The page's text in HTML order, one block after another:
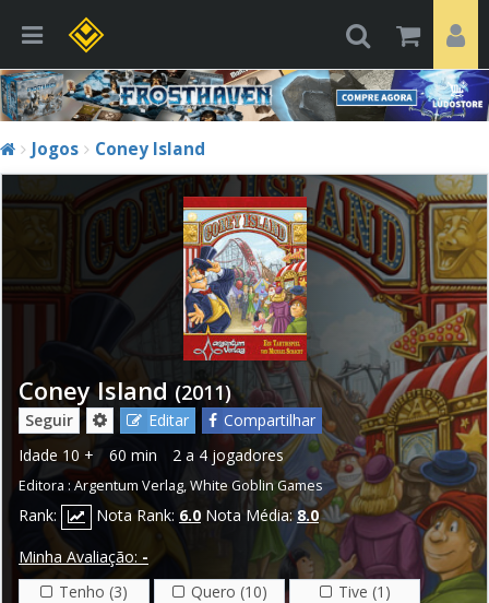
Jogos Coney Island
Coney Island (2011)
Seguir Editar
Compartilhar
Idade 10 + 60 min 2 a 4 jogadores
Editora : Argentum Verlag,White Goblin Games
Rank: Nota Rank: 6.0 Nota Média:8.0
Minha Avaliação: -
Tenho (3)
Quero (10)
Tive (1)